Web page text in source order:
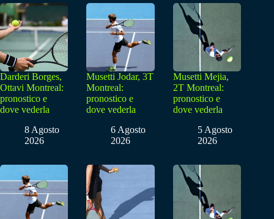
Darderi Borges,
Ottavi Montreal:
pronostico e
dove vederla
8 Agosto
2026
Musetti Jodar, 3T
Montreal:
pronostico e
dove vederla
6 Agosto
2026
Musetti Mejia,
2T Montreal:
pronostico e
dove vederla
5 Agosto
2026